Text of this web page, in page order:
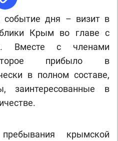
событие дня – визит в
Крым во главе с
Вместе с членами
прибыло в
в полном составе,
заинтересованные в
крымской